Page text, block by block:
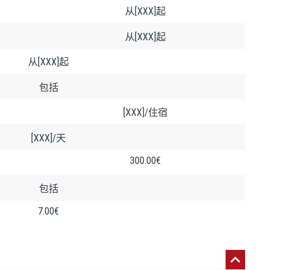
从[XXX]起
从[XXX]起
从[XXX]起
包括
[XXX]/住宿
[XXX]/天
300.00€
包括
7.00€